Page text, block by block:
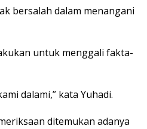
bersalah dalam menangani
untuk menggali fakta-
dalami,” kata Yuhadi.
ditemukan adanya